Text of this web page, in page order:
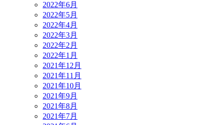
2022年6月
2022年5月
2022年4月
2022年3月
2022年2月
2022年1月
2021年12月
2021年11月
2021年10月
2021年9月
2021年8月
2021年7月